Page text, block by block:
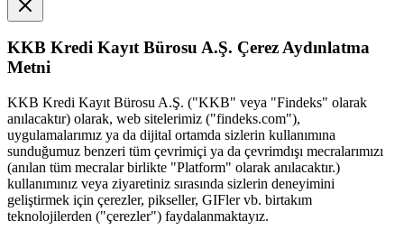
KKB Kredi Kayıt Bürosu A.Ş. Çerez Aydınlatma
Metni
KKB Kredi Kayıt Bürosu A.Ş. ("KKB" veya "Findeks" olarak
anılacaktır) olarak, web sitelerimiz ("findeks.com"),
uygulamalarımız ya da dijital ortamda sizlerin kullanımına
sunduğumuz benzeri tüm çevrimiçi ya da çevrimdışı mecralarımızı
(anılan tüm mecralar birlikte "Platform" olarak anılacaktır.)
kullanımınız veya ziyaretiniz sırasında sizlerin deneyimini
geliştirmek için çerezler, pikseller, GIFler vb. birtakım
teknolojilerden ("çerezler") faydalanmaktayız.